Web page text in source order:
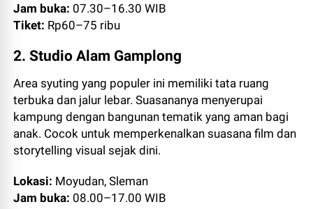
Jam buka: 07.30–16.30 WIB
Tiket: Rp60–75 ribu
2. Studio Alam Gamplong
Area syuting yang populer ini memiliki tata ruang
terbuka dan jalur lebar. Suasananya menyerupai
kampung dengan bangunan tematik yang aman bagi
anak. Cocok untuk memperkenalkan suasana film dan
storytelling visual sejak dini.
Lokasi: Moyudan, Sleman
Jam buka: 08.00–17.00 WIB